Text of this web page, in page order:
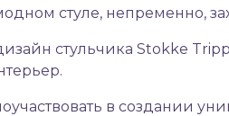
стуле, непременно,
стульчика Stokke
в создании